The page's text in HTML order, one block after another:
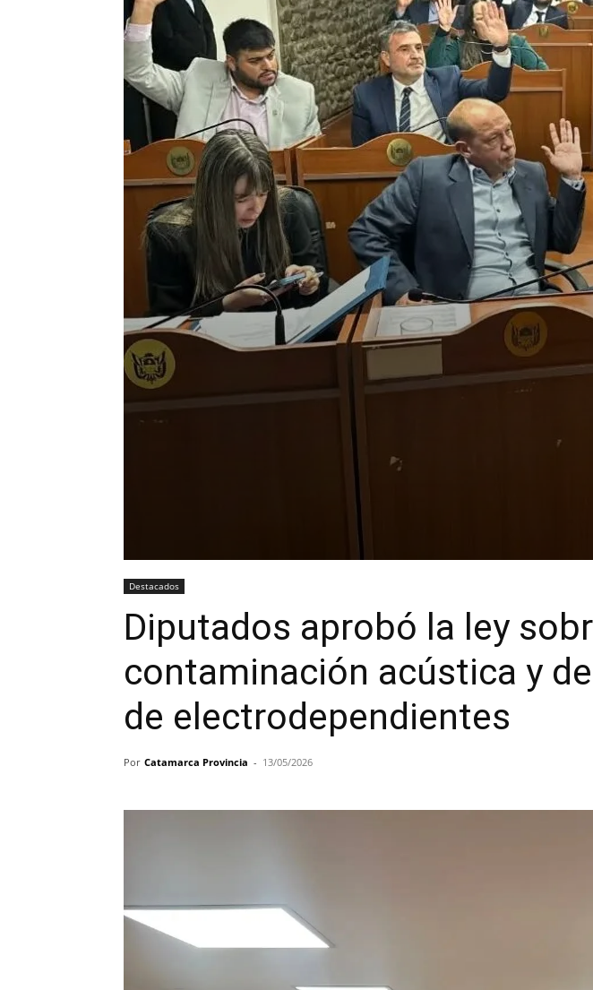
Destacados
Diputados aprobó la ley
contaminación acústica y
de electrodependientes
Por Catamarca Provincia - 13/05/2026